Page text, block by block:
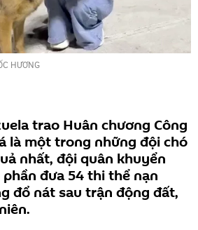
HƯƠNG
trao Huân chương Công
là một trong những đội chó
nhất, đội quân khuyển
đưa 54 thi thể nạn
đổ nát sau trận động đất,